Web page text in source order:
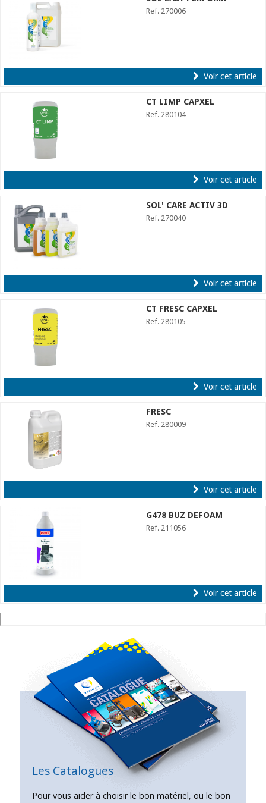
Ref. 270006
Voir cet article
CT LIMP CAPXEL
Ref. 280104
Voir cet article
SOL' CARE ACTIV 3D
Ref. 270040
Voir cet article
CT FRESC CAPXEL
Ref. 280105
Voir cet article
FRESC
Ref. 280009
Voir cet article
G478 BUZ DEFOAM
Ref. 211056
Voir cet article
Les Catalogues
Pour vous aider à choisir le bon matériel, ou le bon